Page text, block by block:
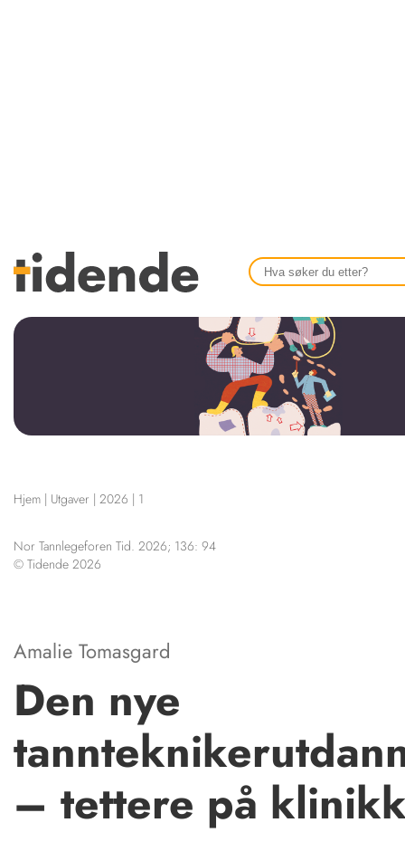
NETTBUTIKK
STILLINGER
KJØP & SALG
ANNONSERING
KONTAKT
OM OSS
Hjem | Utgaver | 2026 | 1
Nor Tannlegeforen Tid. 2026; 136: 94
© Tidende 2026
Amalie Tomasgard
Den nye
– tettere på